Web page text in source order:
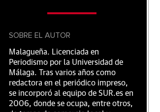
SOBRE EL AUTOR
Malagueña. Licenciada en
Periodismo por la Universidad de
Málaga. Tras varios años como
redactora en el periódico impreso,
se incorporó al equipo de SUR.es en
2006, donde se ocupa, entre otros,